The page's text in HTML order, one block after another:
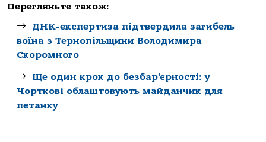
Перегляньте також:
ДНК-експертиза підтвердила загибель
воїна з Тернопільщини Володимира
Скоромного
Ще один крок до безбар’єрності: у
Чорткові облаштовують майданчик для
петанку